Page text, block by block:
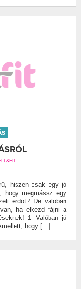
hiszen csak egy jó
hogy megmássz egy
erdőt? De valóban
ha elkezd fájni a
1. Valóban jó
hogy […]